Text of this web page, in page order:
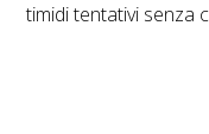
timidi tentativi senza